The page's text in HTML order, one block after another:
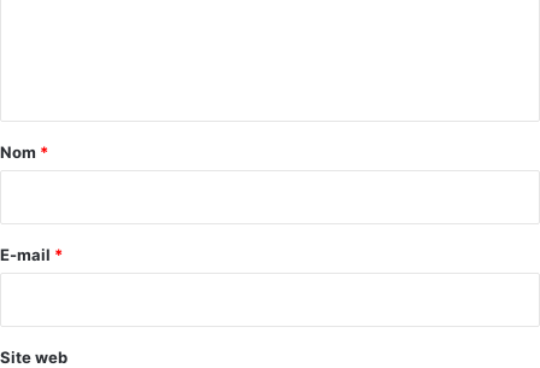
a
e
Nom *
E-mail *
Site web